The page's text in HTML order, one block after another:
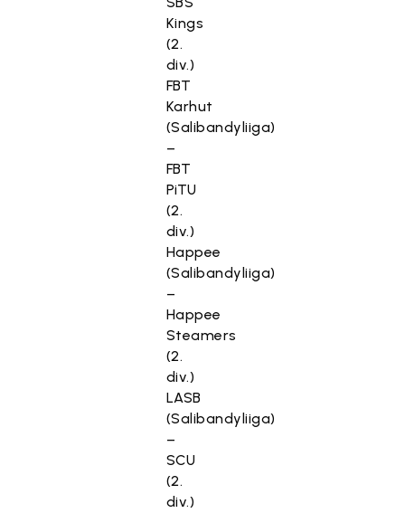
Kings
(2.
div.)
FBT
Karhut
(Salibandyliiga)
–
FBT
PiTU
(2.
div.)
Happee
(Salibandyliiga)
–
Happee
Steamers
(2.
div.)
LASB
(Salibandyliiga)
–
SCU
(2.
div.)